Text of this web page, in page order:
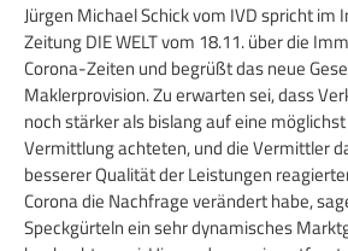
Jürgen Michael Schick vom IVD spricht im
Zeitung DIE WELT vom 18.11. über die
Corona-Zeiten und begrüßt das neue
Maklerprovision. Zu erwarten sei, dass
noch stärker als bislang auf eine
Vermittlung achteten, und die Vermittler
besserer Qualität der Leistungen
Corona die Nachfrage verändert habe,
Speckgürteln ein sehr dynamisches